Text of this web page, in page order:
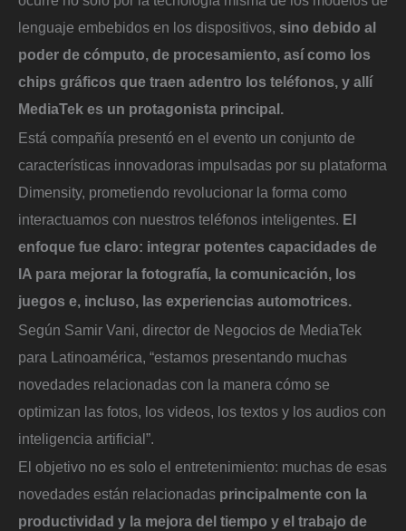
lenguaje embebidos en los dispositivos, sino debido al
poder de cómputo, de procesamiento, así como los
chips gráficos que traen adentro los teléfonos, y allí
MediaTek es un protagonista principal.
Está compañía presentó en el evento un conjunto de
características innovadoras impulsadas por su plataforma
Dimensity, prometiendo revolucionar la forma como
interactuamos con nuestros teléfonos inteligentes. El
enfoque fue claro: integrar potentes capacidades de
IA para mejorar la fotografía, la comunicación, los
juegos e, incluso, las experiencias automotrices.
Según Samir Vani, director de Negocios de MediaTek
para Latinoamérica, “estamos presentando muchas
novedades relacionadas con la manera cómo se
optimizan las fotos, los videos, los textos y los audios con
inteligencia artificial”.
El objetivo no es solo el entretenimiento: muchas de esas
novedades están relacionadas principalmente con la
productividad y la mejora del tiempo y el trabajo de